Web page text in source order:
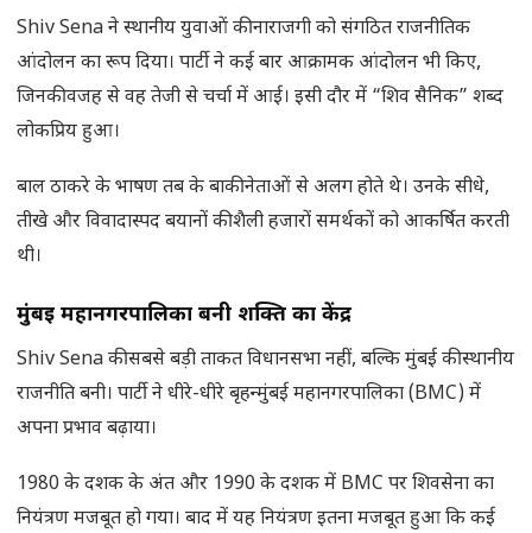
Shiv Sena ने स्थानीय युवाओं की नाराजगी को संगठित राजनीतिक
आंदोलन का रूप दिया। पार्टी ने कई बार आक्रामक आंदोलन भी किए,
जिनकी वजह से वह तेजी से चर्चा में आई। इसी दौर में “शिव सैनिक” शब्द
लोकप्रिय हुआ।
बाल ठाकरे के भाषण तब के बाकी नेताओं से अलग होते थे। उनके सीधे,
तीखे और विवादास्पद बयानों की शैली हजारों समर्थकों को आकर्षित करती
थी।
मुंबई महानगरपालिका बनी शक्ति का केंद्र
Shiv Sena की सबसे बड़ी ताकत विधानसभा नहीं, बल्कि मुंबई की स्थानीय
राजनीति बनी। पार्टी ने धीरे-धीरे बृहन्मुंबई महानगरपालिका (BMC) में
अपना प्रभाव बढ़ाया।
1980 के दशक के अंत और 1990 के दशक में BMC पर शिवसेना का
नियंत्रण मजबूत हो गया। बाद में यह नियंत्रण इतना मजबूत हुआ कि कई